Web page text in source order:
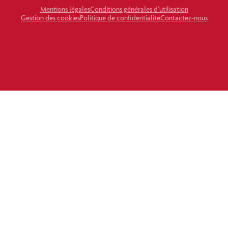
Mentions légalesConditions générales d’utilisation
Gestion des cookiesPolitique de confidentialitéContactez-nous